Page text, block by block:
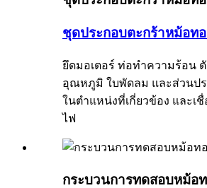
ชุดประกอบตะกร้าหม้อท
ยึดมอเตอร์ ท่อทำความร้อน
อุณหภูมิ ใบพัดลม และส่วนปร
ในตำแหน่งที่เกี่ยวข้อง และเ
ไฟ
กระบวนการทดสอบหม้อ